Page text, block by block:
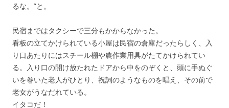
るな。”と。
民宿まではタクシーで三分もかからなかった。
看板の立てかけられている小屋は民宿の倉庫だったらしく、入
り口あたりにはスチール棚や農作業用具がたてかけられてい
る。入り口の開け放たれたドアから中をのぞくと、頭に手ぬぐ
いを巻いた老人がひとり、祝詞のようなものを唱え、その前で
老女がうなだれている。
イタコだ！